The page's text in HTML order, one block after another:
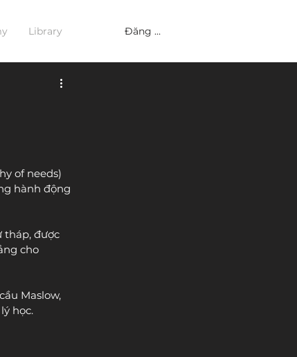
Library Đăng nhập
of needs)
hành động
tháp, được
cho
Maslow,
học.